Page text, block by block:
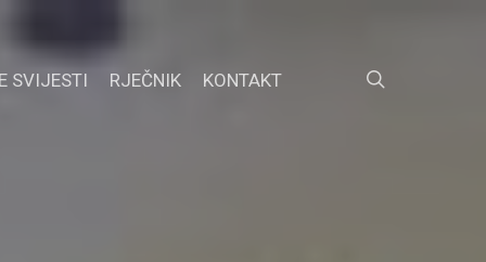
SVIJESTI RJEČNIK KONTAKT FACEBOOK